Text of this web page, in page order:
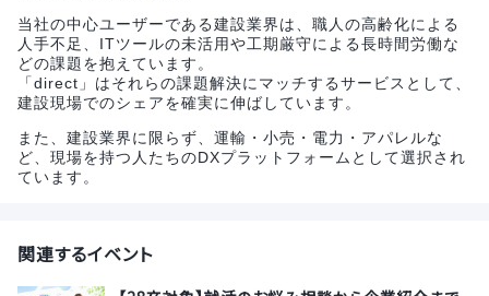
当社の中心ユーザーである建設業界は、職人の高齢化による
人手不足、ITツールの未活用や工期厳守による長時間労働な
どの課題を抱えています。
「direct」はそれらの課題解決にマッチするサービスとして、
建設現場でのシェアを確実に伸ばしています。
また、建設業界に限らず、運輸・小売・電力・アパレルな
ど、現場を持つ人たちのDXプラットフォームとして選択され
ています。
関連するイベント